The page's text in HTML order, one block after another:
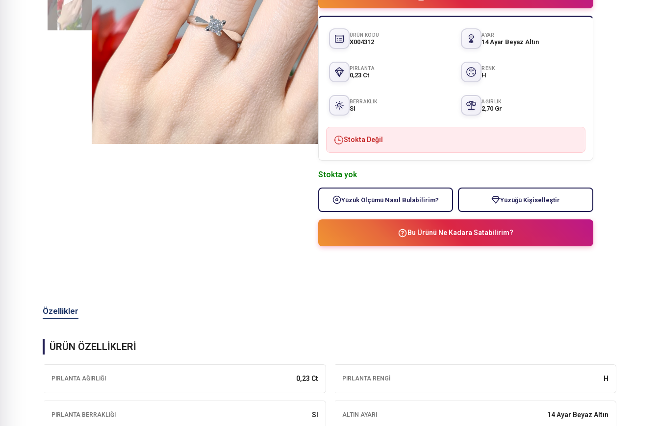
ÜRÜN KODU
X004312
AYAR
14 Ayar Beyaz Altın
PIRLANTA
0,23 Ct
RENK
H
BERRAKLIK
SI
AĞIRLIK
2,70 Gr
Stokta Değil
Stokta yok
Yüzük Ölçümü Nasıl Bulabilirim? Yüzüğü Kişiselleştir
Bu Ürünü Ne Kadara Satabilirim?
Özellikler
ÜRÜN ÖZELLİKLERİ
PIRLANTA AĞIRLIĞI 0,23 Ct PIRLANTA RENGI H
PIRLANTA BERRAKLIĞI SI ALTIN AYARI 14 Ayar Beyaz Altın